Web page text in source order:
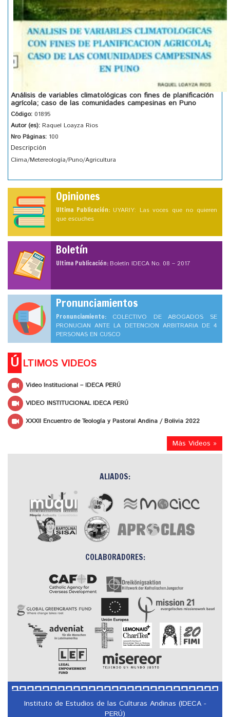
Análisis de variables climatológicas con fines de planificación
agrícola; caso de las comunidades campesinas en Puno
Código: 01895
Autor (es): Raquel Loayza Rios
Nro Páginas: 100
Descripción
Clima/Metereología/Puno/Agricultura
Opiniones
Ultima Publicación: UYARIY: Las voces que no quieren
que escuches
Boletín
Ultima Publicación:Boletín IDECA No. 08 – 2017
Pronunciamientos
Pronunciamiento: COLECTIVO DE ABOGADOS SE
PRONUCIAN ANTE LA DETENCION ARBITRARIA DE 4
PERSONAS EN CUSCO
Ú LTIMOS VIDEOS
Video Institucional – IDECA PERÚ
VIDEO INSTITUCIONAL IDECA PERÚ
XXXII Encuentro de Teología y Pastoral Andina / Bolivia 2022
Más Videos »
ALIADOS:
COLABORADORES:
Instituto de Estudios de las Culturas Andinas (IDECA -
PERÚ)